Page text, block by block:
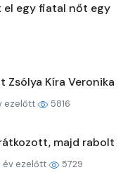
egy fiatal nőt egy
Zsólya Kíra Veronika
ezelőtt 5816
majd rabolt
év ezelőtt 5729